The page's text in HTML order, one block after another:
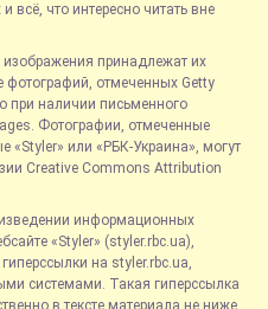
что интересно читать вне
принадлежат их
отмеченных Getty
при наличии письменного
Фотографии, отмеченные
«Styler» или «РБК-Украина», могут
Creative Commons Attribution
информационных
«Styler» (styler.rbc.ua),
на styler.rbc.ua,
системами. Такая гиперссылка